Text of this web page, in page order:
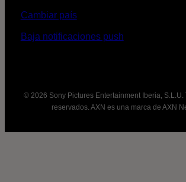
Cambiar país
Baja notificaciones push
© 2026 Sony Pictures Entertainment Iberia, S.L.U.
reservados. AXN es una marca de AXN